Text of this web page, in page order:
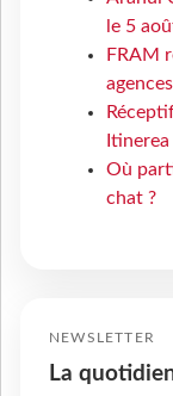
le 5
FRAM
Où
chat ?
NEWSLETTER
La